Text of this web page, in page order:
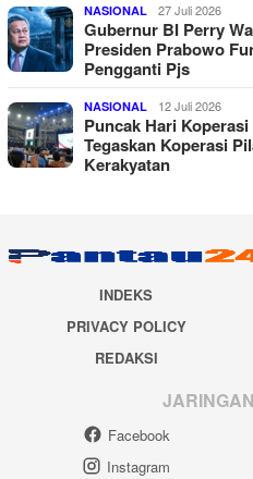
NASIONAL 27 Juli 2026
Gubernur BI Perry
Presiden Prabowo
Pengganti Pjs
NASIONAL 12 Juli 2026
Puncak Hari
Tegaskan Koperasi
Kerakyatan
INDEKS
PRIVACY POLICY
REDAKSI
Facebook
Instagram